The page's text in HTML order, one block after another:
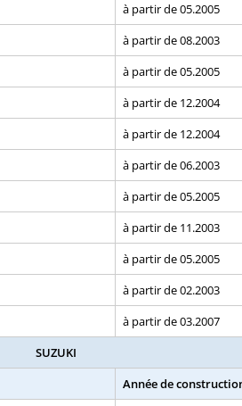
à partir de 05.2005
à partir de 08.2003
à partir de 05.2005
à partir de 12.2004
à partir de 12.2004
à partir de 06.2003
à partir de 05.2005
à partir de 11.2003
à partir de 05.2005
à partir de 02.2003
à partir de 03.2007
SUZUKI
Année de